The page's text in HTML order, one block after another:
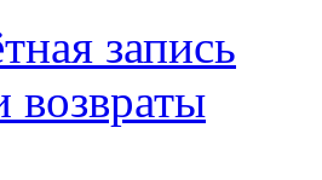
запись
возвраты